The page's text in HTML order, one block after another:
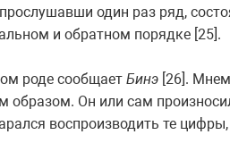
один раз ряд,
и обратном порядке [25].
роде сообщает Бинэ [26].
образом. Он или сам
воспроизводить те